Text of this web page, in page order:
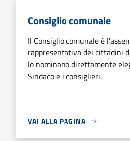
Consiglio comunale
Il Consiglio comunale è
rappresentativa dei cittadini
lo nominano direttamente
Sindaco e i consiglieri.
VAI ALLA PAGINA